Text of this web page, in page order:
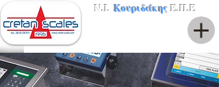
Ν.Ι.ΚουριδάκηςΕ.Π.Ε